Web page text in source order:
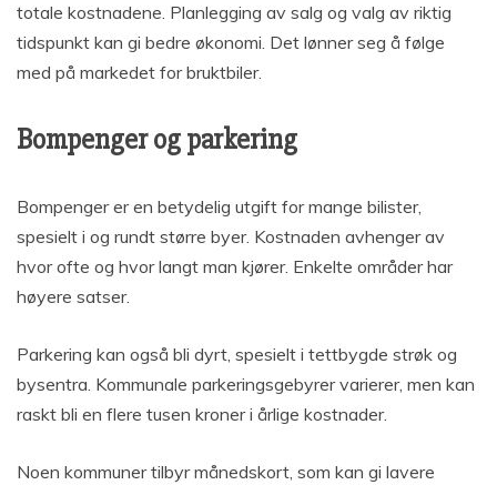
totale kostnadene. Planlegging av salg og valg av riktig
tidspunkt kan gi bedre økonomi. Det lønner seg å følge
med på markedet for bruktbiler.
Bompenger og parkering
Bompenger er en betydelig utgift for mange bilister,
spesielt i og rundt større byer. Kostnaden avhenger av
hvor ofte og hvor langt man kjører. Enkelte områder har
høyere satser.
Parkering kan også bli dyrt, spesielt i tettbygde strøk og
bysentra. Kommunale parkeringsgebyrer varierer, men kan
raskt bli en flere tusen kroner i årlige kostnader.
Noen kommuner tilbyr månedskort, som kan gi lavere